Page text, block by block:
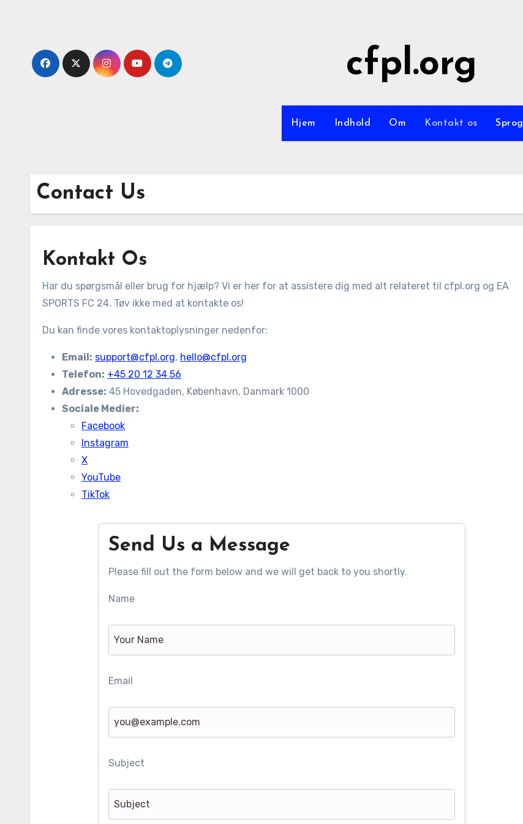
cfpl.org
Hjem Indhold Om Kontakt os Sprog
Contact Us
Kontakt Os
Har du spørgsmål eller brug for hjælp? Vi er her for at assistere dig med alt relateret til cfpl.org og EA
SPORTS FC 24. Tøv ikke med at kontakte os!
Du kan finde vores kontaktoplysninger nedenfor:
Email: support@cfpl.org, hello@cfpl.org
Telefon: +45 20 12 34 56
Adresse: 45 Hovedgaden, København, Danmark 1000
Sociale Medier:
Facebook
Instagram
X
YouTube
TikTok
Send Us a Message
Please fill out the form below and we will get back to you shortly.
Name
Email
Subject